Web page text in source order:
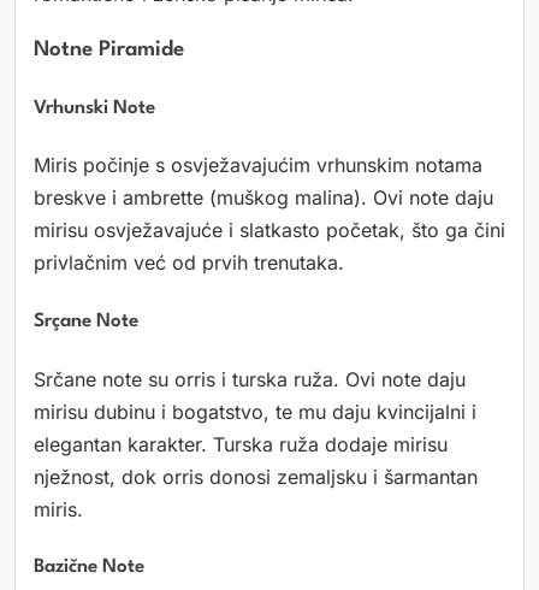
Notne Piramide
Vrhunski Note
Miris počinje s osvježavajućim vrhunskim notama
breskve i ambrette (muškog malina). Ovi note daju
mirisu osvježavajuće i slatkasto početak, što ga čini
privlačnim već od prvih trenutaka.
Srçane Note
Srčane note su orris i turska ruža. Ovi note daju
mirisu dubinu i bogatstvo, te mu daju kvincijalni i
elegantan karakter. Turska ruža dodaje mirisu
nježnost, dok orris donosi zemaljsku i šarmantan
miris.
Bazične Note